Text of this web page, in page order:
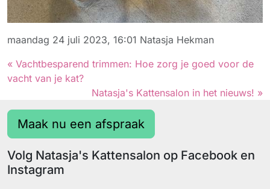
maandag 24 juli 2023, 16:01 Natasja Hekman
« Vachtbesparend trimmen: Hoe zorg je goed voor de
vacht van je kat?
Natasja's Kattensalon in het nieuws! »
Maak nu een afspraak
Volg Natasja's Kattensalon op Facebook en
Instagram